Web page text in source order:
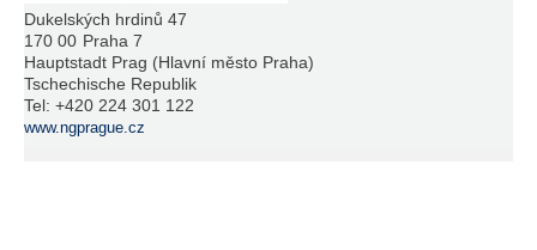
Dukelských hrdinů 47
170 00 Praha 7
Hauptstadt Prag (Hlavní město Praha)
Tschechische Republik
Tel: +420 224 301 122
www.ngprague.cz